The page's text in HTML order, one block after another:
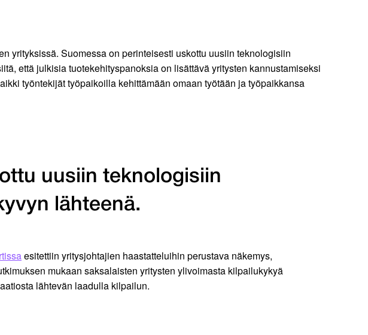
yrityksissä. Suomessa on perinteisesti uskottu uusiin teknologisiin
että julkisia tuotekehityspanoksia on lisättävä yritysten kannustamiseksi
työntekijät työpaikoilla kehittämään omaan työtään ja työpaikkansa
uusiin teknologisiin
lähteenä.
esitettiin yritysjohtajien haastatteluihin perustava näkemys,
mukaan saksalaisten yritysten ylivoimasta kilpailukykyä
lähtevän laadulla kilpailun.